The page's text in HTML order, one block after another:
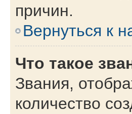
причин.
Вернуться к
Что такое
Звания,
количество